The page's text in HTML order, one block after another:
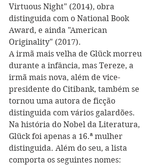
Virtuous Night" (2014), obra
distinguida com o National Book
Award, e ainda "American
Originality" (2017).
A irmã mais velha de Glück morreu
durante a infância, mas Tereze, a
irmã mais nova, além de vice-
presidente do Citibank, também se
tornou uma autora de ficção
distinguida com vários galardões.
Na história do Nobel da Literatura,
Glück foi apenas a 16.ª mulher
distinguida. Além do seu, a lista
comporta os seguintes nomes: